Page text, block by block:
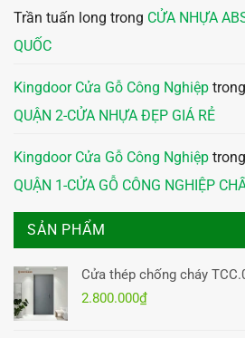
Trần tuấn long trong CỬA NHỰA
QUỐC
Kingdoor Cửa Gỗ Công Nghiệp trong
QUẬN 2-CỬA NHỰA ĐẸP GIÁ RẺ
Kingdoor Cửa Gỗ Công Nghiệp trong
QUẬN 1-CỬA GỖ CÔNG NGHIỆP
SẢN PHẨM
Cửa thép chống cháy
2.800.000₫